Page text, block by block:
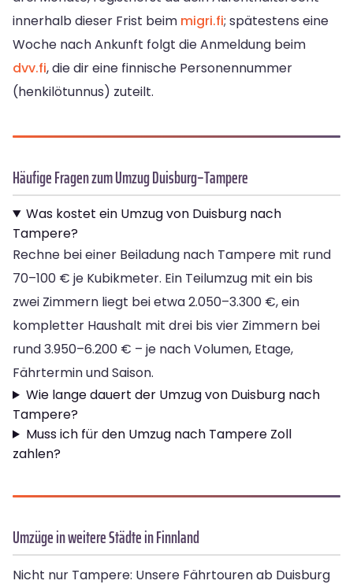
innerhalb dieser Frist beim migri.fi; spätestens eine
Woche nach Ankunft folgt die Anmeldung beim
dvv.fi, die dir eine finnische Personennummer
(henkilötunnus) zuteilt.
Häufige Fragen zum Umzug Duisburg–Tampere
Was kostet ein Umzug von Duisburg nach
Tampere?
Rechne bei einer Beiladung nach Tampere mit rund
70–100 € je Kubikmeter. Ein Teilumzug mit ein bis
zwei Zimmern liegt bei etwa 2.050–3.300 €, ein
kompletter Haushalt mit drei bis vier Zimmern bei
rund 3.950–6.200 € – je nach Volumen, Etage,
Fährtermin und Saison.
Wie lange dauert der Umzug von Duisburg nach
Tampere?
Muss ich für den Umzug nach Tampere Zoll
zahlen?
Umzüge in weitere Städte in Finnland
Nicht nur Tampere: Unsere Fährtouren ab Duisburg